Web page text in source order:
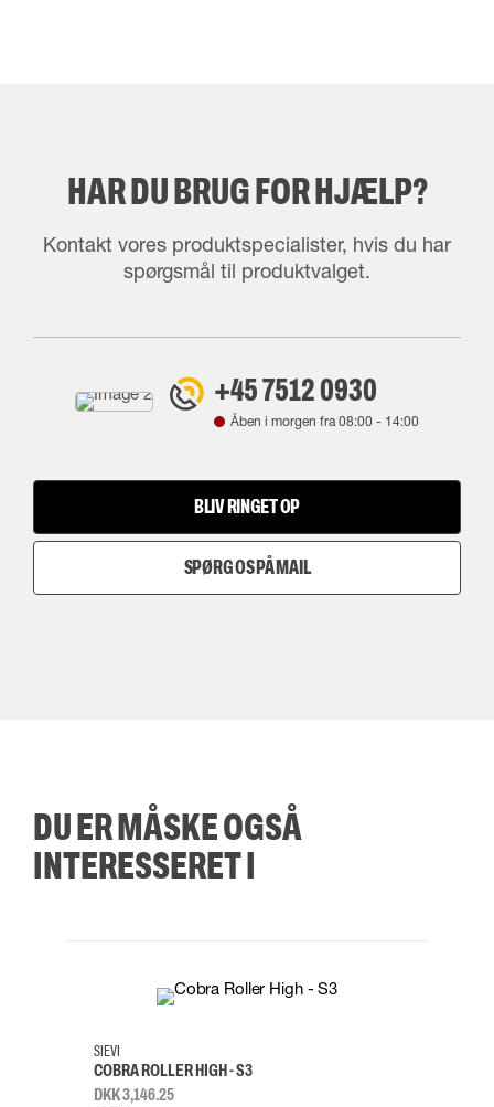
HAR DU BRUG FOR HJÆLP?
Kontakt vores produktspecialister, hvis du har
spørgsmål til produktvalget.
+45 7512 0930
Åben i morgen fra08:00 - 14:00
BLIV RINGET OP
SPØRG OS PÅ MAIL
DU ER MÅSKE OGSÅ
INTERESSERET I
38
SIEVI
COBRA ROLLER HIGH - S3
DKK 3,146.25